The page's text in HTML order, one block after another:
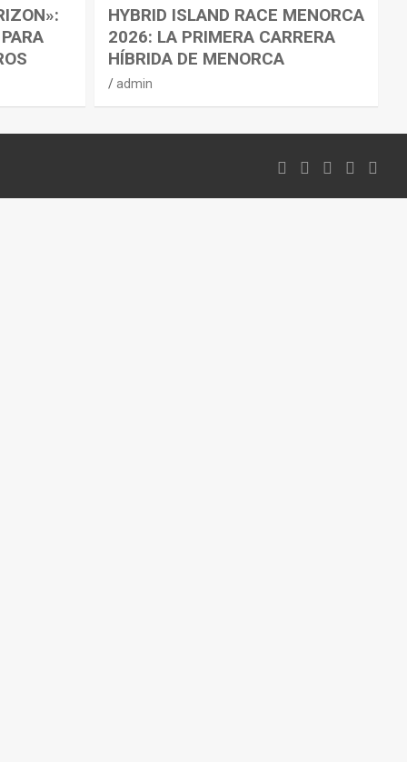
HYBRID ISLAND RACE MENORCA
2026: LA PRIMERA CARRERA
HÍBRIDA DE MENORCA
admin